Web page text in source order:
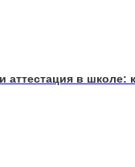
в школе: